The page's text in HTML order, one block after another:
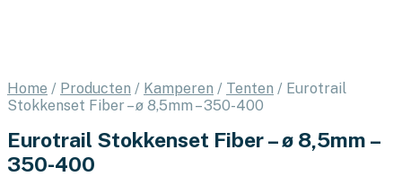
Home / Producten / Kamperen / Tenten / Eurotrail
Stokkenset Fiber – ø 8,5mm – 350-400
Eurotrail Stokkenset Fiber – ø 8,5mm –
350-400